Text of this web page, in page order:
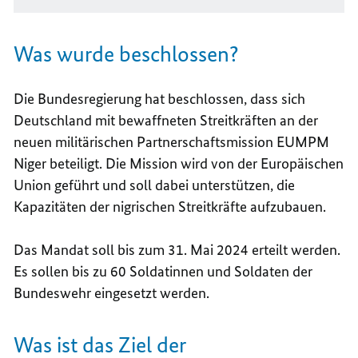
Was wurde beschlossen?
Die Bundesregierung hat beschlossen, dass sich
Deutschland mit bewaffneten Streitkräften an der
neuen militärischen Partnerschaftsmission EUMPM
Niger beteiligt. Die Mission wird von der Europäischen
Union geführt und soll dabei unterstützen, die
Kapazitäten der nigrischen Streitkräfte aufzubauen.
Das Mandat soll bis zum 31. Mai 2024 erteilt werden.
Es sollen bis zu 60 Soldatinnen und Soldaten der
Bundeswehr eingesetzt werden.
Was ist das Ziel der